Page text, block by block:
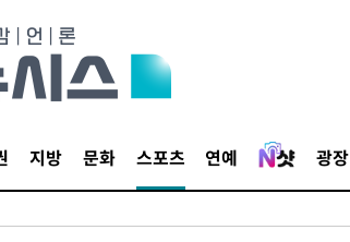
지방 문화 스포츠 연예 광장